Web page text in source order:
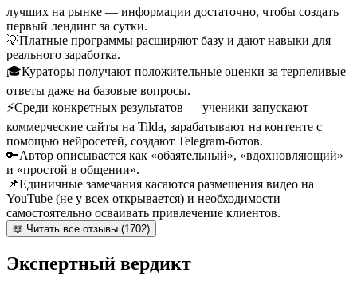
лучших на рынке — информации достаточно, чтобы создать
первый лендинг за сутки.
💡Платные программы расширяют базу и дают навыки для
реального заработка.
🎓Кураторы получают положительные оценки за терпеливые
ответы даже на базовые вопросы.
⚡Среди конкретных результатов — ученики запускают
коммерческие сайты на Tilda, зарабатывают на контенте с
помощью нейросетей, создают Telegram-ботов.
🔑Автор описывается как «обаятельный», «вдохновляющий»
и «простой в общении».
📌Единичные замечания касаются размещения видео на
YouTube (не у всех открывается) и необходимости
самостоятельно осваивать привлечение клиентов.
📖 Читать все отзывы (1702)
Экспертный вердикт